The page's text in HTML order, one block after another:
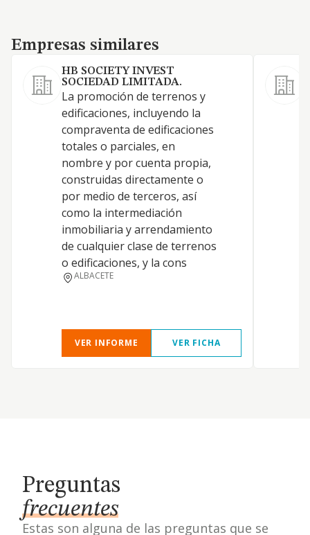
Empresas similares
Empresas similares
HB SOCIETY INVEST
SOCIEDAD LIMITADA.
La promoción de terrenos y
edificaciones, incluyendo la
compraventa de edificaciones
totales o parciales, en
nombre y por cuenta propia,
construidas directamente o
por medio de terceros, así
como la intermediación
inmobiliaria y arrendamiento
de cualquier clase de terrenos
o edificaciones, y la cons
ALBACETE
VER INFORME VER FICHA
Preguntas
frecuentes
Estas son alguna de las preguntas que se